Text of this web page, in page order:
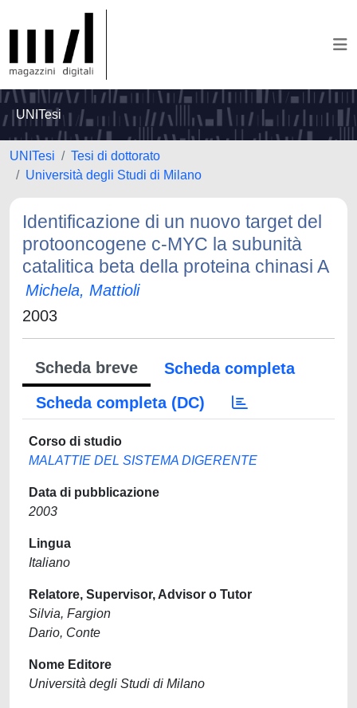
UNITesi
UNITesi
Tesi di dottorato
Università degli Studi di Milano
Identificazione di un nuovo target del
protooncogene c-MYC la subunità
catalitica beta della proteina chinasi A
Michela, Mattioli
2003
Scheda breve
Scheda completa
Scheda completa (DC)
Corso di studio
MALATTIE DEL SISTEMA DIGERENTE
Data di pubblicazione
2003
Lingua
Italiano
Relatore, Supervisor, Advisor o Tutor
Silvia, Fargion
Dario, Conte
Nome Editore
Università degli Studi di Milano